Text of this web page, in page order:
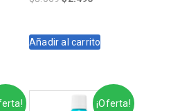
era:
es:
Añadir al carrito
¡Oferta!